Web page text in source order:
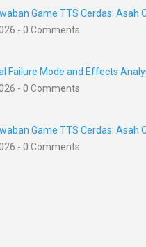
Game TTS Cerdas: Asah
- 0 Comments
Failure Mode and Effects
- 0 Comments
Game TTS Cerdas: Asah
- 0 Comments